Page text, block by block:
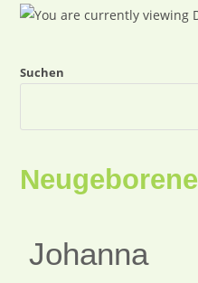
Suchen
Neugeborene
Johanna